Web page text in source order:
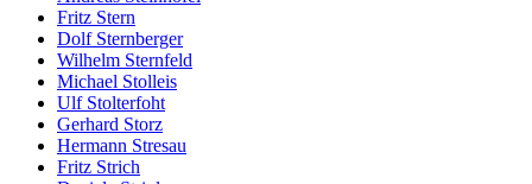
Fritz Stern
Dolf Sternberger
Wilhelm Sternfeld
Michael Stolleis
Ulf Stolterfoht
Gerhard Storz
Hermann Stresau
Fritz Strich